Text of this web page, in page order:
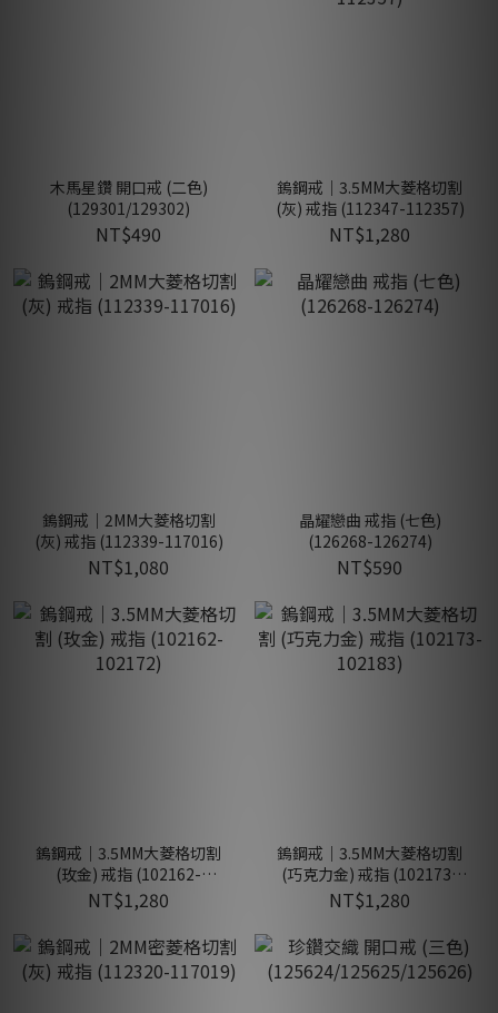
木馬星鑽 開口戒 (二色)
(129301/129302)
NT$490
鎢鋼戒｜3.5MM大菱格切割
(灰) 戒指 (112347-112357)
NT$1,280
鎢鋼戒｜2MM大菱格切割
(灰) 戒指 (112339-117016)
NT$1,080
晶耀戀曲 戒指 (七色)
(126268-126274)
NT$590
鎢鋼戒｜3.5MM大菱格切割
(玫金) 戒指 (102162-
102172)
NT$1,280
鎢鋼戒｜3.5MM大菱格切割
(巧克力金) 戒指 (102173-
102183)
NT$1,280